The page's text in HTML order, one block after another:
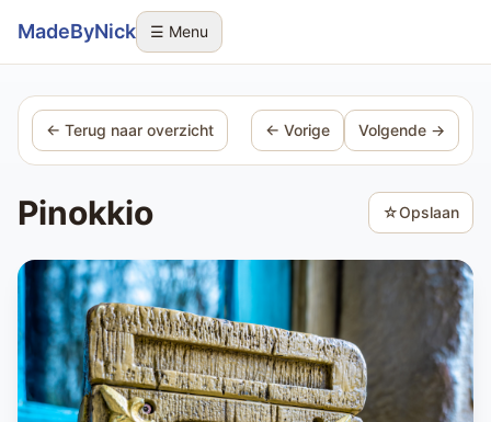
Sla navigatie over
MadeByNick ☰ Menu
← Terug naar overzicht ← Vorige Volgende →
Pinokkio ☆Opslaan